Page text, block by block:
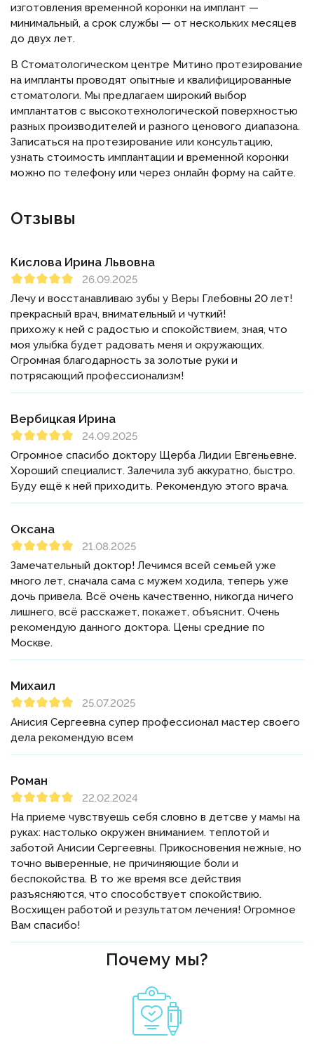
изготовления временной коронки на имплант —
минимальный, а срок службы — от нескольких месяцев
до двух лет.
В Стоматологическом центре Митино протезирование
на импланты проводят опытные и квалифицированные
стоматологи. Мы предлагаем широкий выбор
имплантатов с высокотехнологической поверхностью
разных производителей и разного ценового диапазона.
Записаться на протезирование или консультацию,
узнать стоимость имплантации и временной коронки
можно по телефону или через онлайн форму на сайте.
Отзывы
Кислова Ирина Львовна
26.09.2025
Лечу и восстанавливаю зубы у Веры Глебовны 20 лет!
прекрасный врач, внимательный и чуткий!
прихожу к ней с радостью и спокойствием, зная, что
моя улыбка будет радовать меня и окружающих.
Огромная благодарность за золотые руки и
потрясающий профессионализм!
Вербицкая Ирина
24.09.2025
Огромное спасибо доктору Щерба Лидии Евгеньевне.
Хороший специалист. Залечила зуб аккуратно, быстро.
Буду ещё к ней приходить. Рекомендую этого врача.
Оксана
21.08.2025
Замечательный доктор! Лечимся всей семьей уже
много лет, сначала сама с мужем ходила, теперь уже
дочь привела. Всё очень качественно, никогда ничего
лишнего, всё расскажет, покажет, объяснит. Очень
рекомендую данного доктора. Цены средние по
Москве.
Михаил
25.07.2025
Анисия Сергеевна супер профессионал мастер своего
дела рекомендую всем
Роман
22.02.2024
На приеме чувствуешь себя словно в детсве у мамы на
руках: настолько окружен вниманием. теплотой и
заботой Анисии Сергеевны. Прикосновения нежные, но
точно выверенные, не причиняющие боли и
беспокойства. В то же время все действия
разъясняются, что способствует спокойствию.
Восхищен работой и результатом лечения! Огромное
Вам спасибо!
Почему мы?